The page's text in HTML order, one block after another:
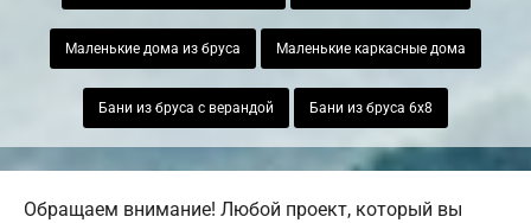
Маленькие дома из бруса Маленькие каркасные дома
Бани из бруса с верандой Бани из бруса 6х8
Обращаем внимание! Любой проект, который вы